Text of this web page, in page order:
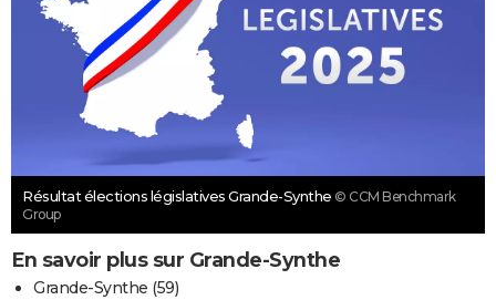
Résultat élections législatives Grande-Synthe © CCM Benchmark
Group
En savoir plus sur Grande-Synthe
Grande-Synthe (59)